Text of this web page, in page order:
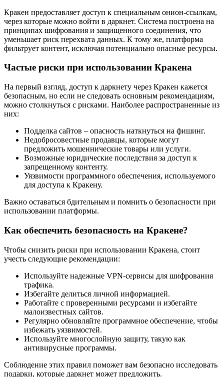
Кракен предоставляет доступ к специальным онион-ссылкам,
через которые можно войти в даркнет. Система построена на
принципах шифрования и защищенного соединения, что
уменьшает риск перехвата данных. К тому же, платформа
фильтрует контент, исключая потенциально опасные ресурсы.
Частые риски при использовании Кракена
На первый взгляд, доступ к даркнету через Кракен кажется
безопасным, но если не следовать основным рекомендациям,
можно столкнуться с рисками. Наиболее распространенные из
них:
Подделка сайтов – опасность наткнуться на фишинг.
Недобросовестные продавцы, которые могут
предложить мошеннические товары или услуги.
Возможные юридические последствия за доступ к
запрещенному контенту.
Уязвимости программного обеспечения, используемого
для доступа к Кракену.
Важно оставаться бдительным и помнить о безопасности при
использовании платформы.
Как обеспечить безопасность на Кракене?
Чтобы снизить риски при использовании Кракена, стоит
учесть следующие рекомендации:
Используйте надежные VPN-сервисы для шифрования
трафика.
Избегайте делиться личной информацией.
Работайте с проверенными ресурсами и избегайте
малоизвестных сайтов.
Регулярно обновляйте программное обеспечение, чтобы
избежать уязвимостей.
Используйте многослойную защиту, такую как
антивирусные программы.
Соблюдение этих правил поможет вам безопасно исследовать
подарки, которые даркнет может предложить.